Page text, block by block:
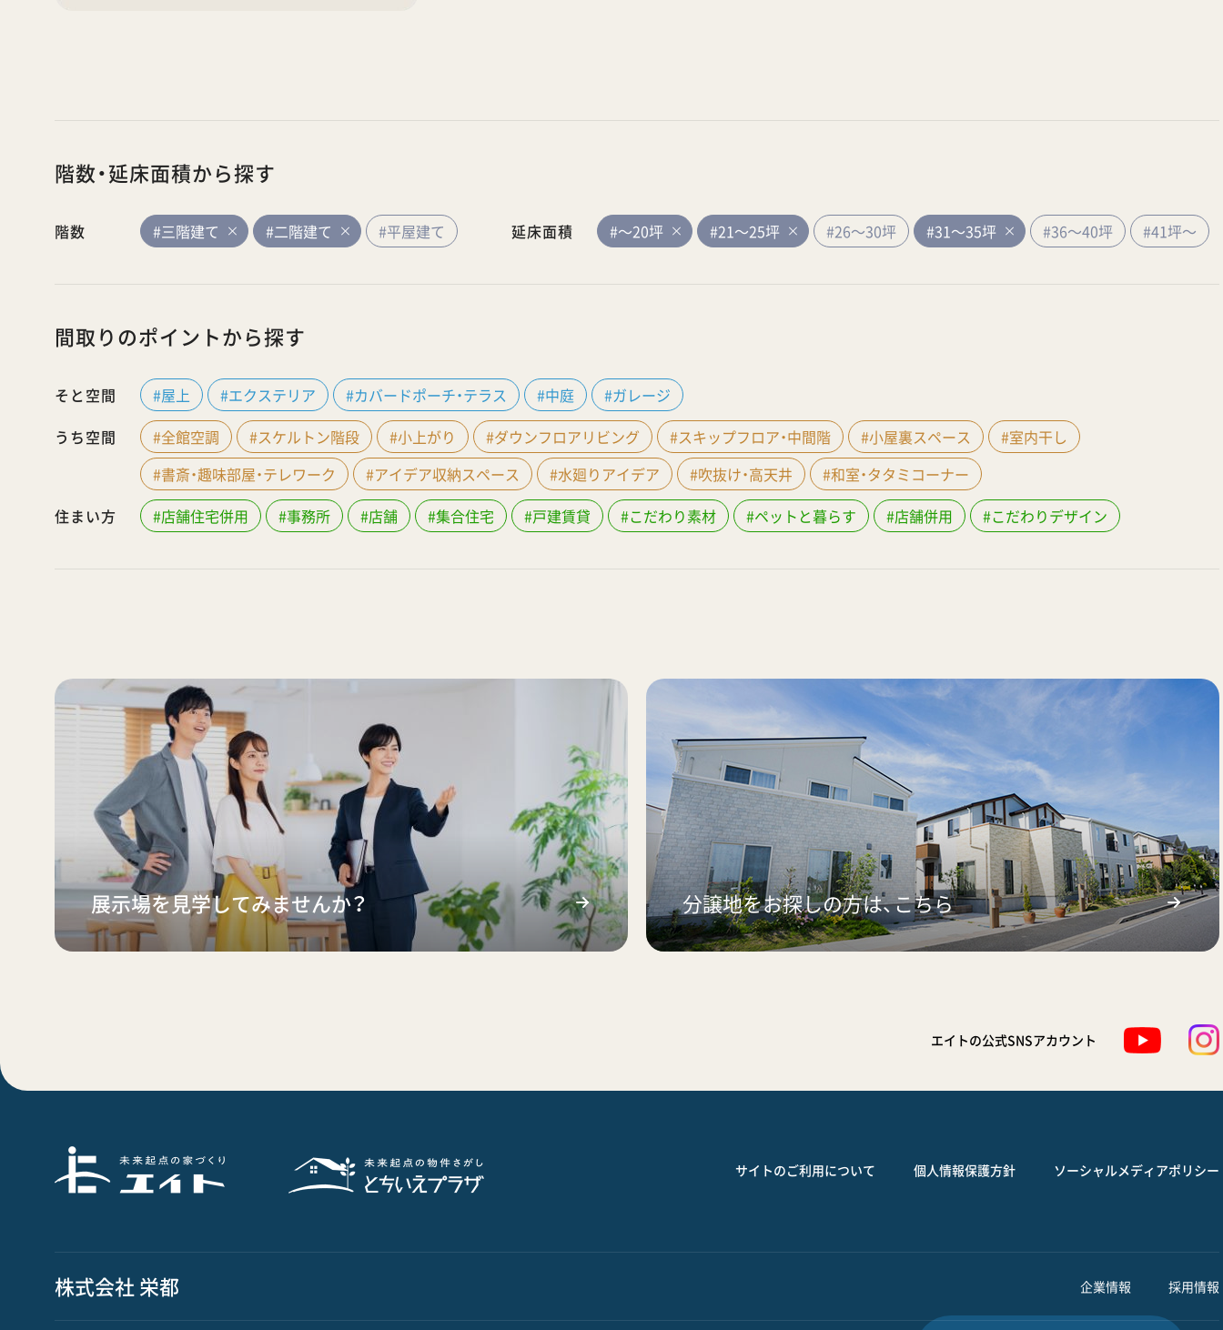
階数・延床面積から探す
階数 #三階建て #二階建て #平屋建て 延床面積 #～20坪 #21～25坪 #26～30坪 #31～35坪 #36～40坪 #41坪～
間取りのポイントから探す
そと空間 #屋上 #エクステリア #カバードポーチ・テラス #中庭
#ガレージ
うち空間
#全館空調 #スケルトン階段 #小上がり #ダウンフロアリビング #スキップフロア・中間階 #小屋裏スペース
#室内干し
#書斎・趣味部屋・テレワーク
#アイデア収納スペース #水廻りアイデア #吹抜け・高天井
#和室・タタミコーナー
住まい方
#店舗住宅併用 #事務所 #店舗 #集合住宅 #戸建賃貸 #こだわり素材 #ペットと暮らす #店舗併用 #こだわりデザイン
展示場を見学してみませんか？ 分譲地をお探しの方は、こちら
エイトの公式SNSアカウント
サイトのご利用について 個人情報保護方針 ソーシャルメディアポリシー
株式会社 栄都 企業情報 採用情報